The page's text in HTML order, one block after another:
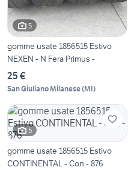
5
gomme usate 1856515 Estivo
NEXEN - N Fera Primus -
25 €
San Giuliano Milanese(MI)
5
gomme usate 1856515 Estivo
CONTINENTAL - Con - 876